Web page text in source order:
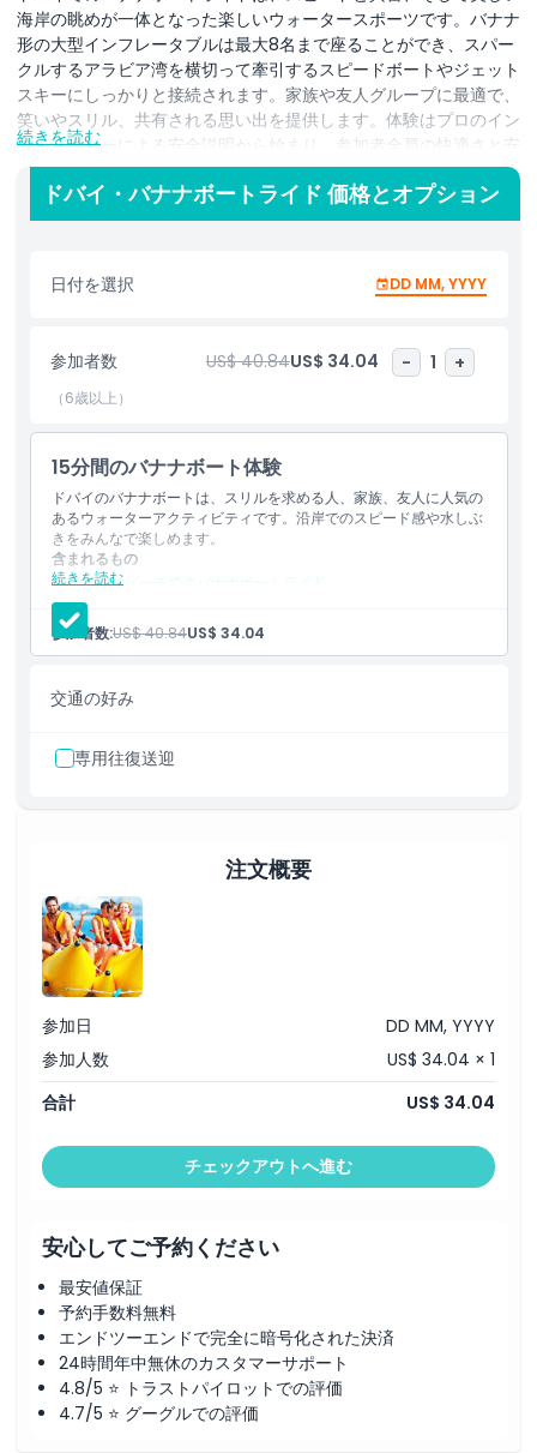
海岸の眺めが一体となった楽しいウォータースポーツです。バナナ
形の大型インフレータブルは最大8名まで座ることができ、スパー
クルするアラビア湾を横切って牽引するスピードボートやジェット
スキーにしっかりと接続されます。家族や友人グループに最適で、
笑いやスリル、共有される思い出を提供します。体験はプロのイン
ストラクターによる安全説明から始まり、参加者全員の快適さと安
全を確保します。準備が整ったら、頑丈なインフレータブルに乗り
込み波間を進みます。初心者や小さなお子様向けには穏やかな速度
で、アドレナリンを求める方には急なターンや水しぶきでスピード
が楽しさを増し、参加者全員を惹きつけます。また、近代的な建築
と澄んだ海が織りなすドバイのスカイラインが見渡せるパノラマビ
をゆっくり堪能するもよし、バナナボートライドは冒険と観光の両
方を一度に味わえるアクティビティです。初心者からウォータース
ポーツ愛好者まで適しており、安全でありながら忘れられないドバ
ハイライト
含まれるもの
子供／大人ポリシー
除外事項
対象外
場所
キャンセルポリシー
続きを読む
ドバイ・バナナボートライド 価格とオプション
日付を選択 DD MM, YYYY
参加者数 US$ 40.84US$ 34.04 - 1 +
（6歳以上）
15分間のバナナボート体験
ドバイのバナナボートは、スリルを求める人、家族、友人に人気の
あるウォーターアクティビティです。沿岸でのスピード感や水しぶ
きをみんなで楽しめます。
続きを読む
含まれるもの
ドバイビーチでのバナナボートライド
ライフジャケット
専門スタッフによる安全説明
参加者数:US$ 40.84US$ 34.04
交通の好み
専用往復送迎
注文概要
参加日
DD MM, YYYY
参加人数
US$ 34.04 × 1
合計
US$ 34.04
チェックアウトへ進む
安心してご予約ください
最安値保証
予約手数料無料
エンドツーエンドで完全に暗号化された決済
24時間年中無休のカスタマーサポート
4.8/5 ⭐ トラストパイロットでの評価
4.7/5 ⭐ グーグルでの評価